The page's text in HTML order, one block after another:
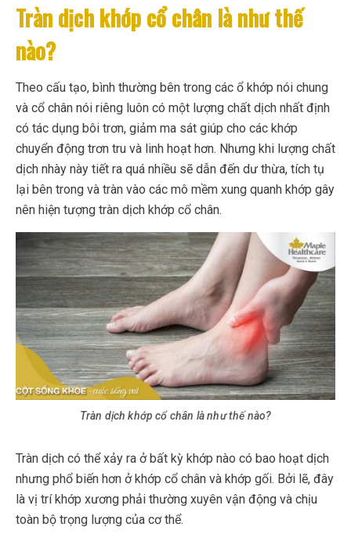
Tràn dịch khớp cổ chân là như thế
nào?
Theo cấu tạo, bình thường bên trong các ổ khớp nói chung
và cổ chân nói riêng luôn có một lượng chất dịch nhất định
có tác dụng bôi trơn, giảm ma sát giúp cho các khớp
chuyển động trơn tru và linh hoạt hơn. Nhưng khi lượng chất
dịch nhày này tiết ra quá nhiều sẽ dẫn đến dư thừa, tích tụ
lại bên trong và tràn vào các mô mềm xung quanh khớp gây
nên hiện tượng tràn dịch khớp cổ chân.
Tràn dịch khớp cổ chân là như thế nào?
Tràn dịch có thể xảy ra ở bất kỳ khớp nào có bao hoạt dịch
nhưng phổ biến hơn ở khớp cổ chân và khớp gối. Bởi lẽ, đây
là vị trí khớp xương phải thường xuyên vận động và chịu
toàn bộ trọng lượng của cơ thể.